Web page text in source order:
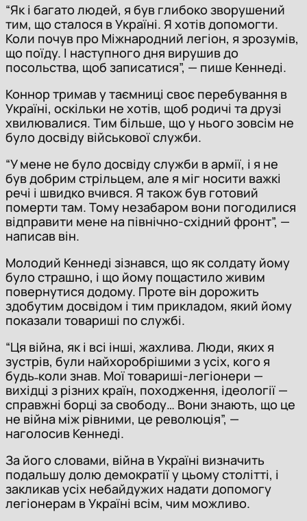
“Як і багато людей, я був глибоко зворушений
тим, що сталося в Україні. Я хотів допомогти.
Коли почув про Міжнародний легіон, я зрозумів,
що поїду. І наступного дня вирушив до
посольства, щоб записатися”, — пише Кеннеді.
Коннор тримав у таємниці своє перебування в
Україні, оскільки не хотів, щоб родичі та друзі
хвилювалися. Тим більше, що у нього зовсім не
було досвіду військової служби.
“У мене не було досвіду служби в армії, і я не
був добрим стрільцем, але я міг носити важкі
речі і швидко вчився. Я також був готовий
померти там. Тому незабаром вони погодилися
відправити мене на північно-східний фронт”, —
написав він.
Молодий Кеннеді зізнався, що як солдату йому
було страшно, і що йому пощастило живим
повернутися додому. Проте він дорожить
здобутим досвідом і тим прикладом, який йому
показали товариші по службі.
“Ця війна, як і всі інші, жахлива. Люди, яких я
зустрів, були найхоробрішими з усіх, кого я
будь˗коли знав. Мої товариші-легіонери —
вихідці з різних країн, походження, ідеології —
справжні борці за свободу… Вони знають, що це
не війна між рівними, це революція”, —
наголосив Кеннеді.
За його словами, війна в Україні визначить
подальшу долю демократії у цьому столітті, і
закликав усіх небайдужих надати допомогу
легіонерам в Україні всім, чим можливо.